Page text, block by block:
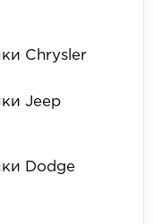
Chrysler
Jeep
Dodge